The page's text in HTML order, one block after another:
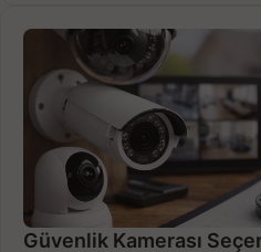
Güvenlik Kamerası